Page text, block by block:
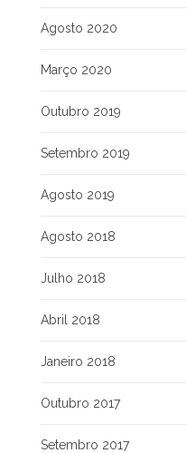
Agosto 2020
Março 2020
Outubro 2019
Setembro 2019
Agosto 2019
Agosto 2018
Julho 2018
Abril 2018
Janeiro 2018
Outubro 2017
Setembro 2017